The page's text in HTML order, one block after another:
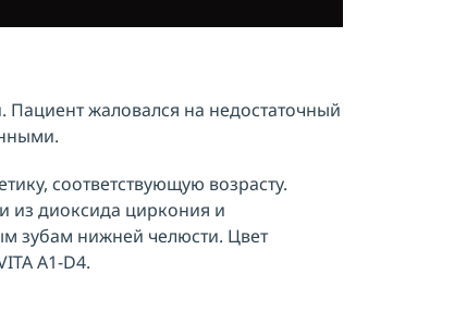
Пациент жаловался на недостаточный
соответствующую возрасту.
из диоксида циркония и
зубам нижней челюсти. Цвет
A1-D4.